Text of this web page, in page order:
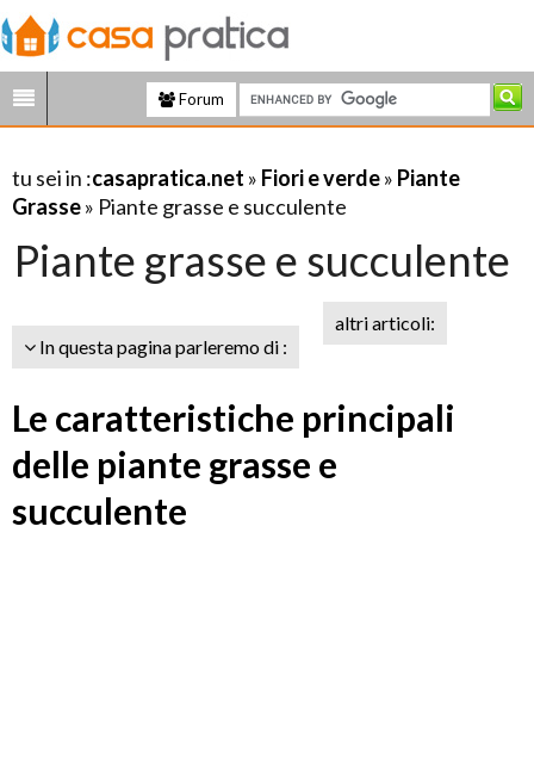
Forum
tu sei in :casapratica.net » Fiori e verde» Piante
Grasse» Piante grasse e succulente
Piante grasse e succulente
In questa pagina parleremo di :
altri articoli:
Le caratteristiche principali
delle piante grasse e
succulente